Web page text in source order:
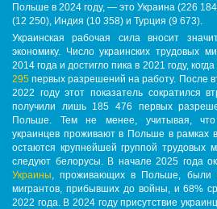
Польше в 2024 году, — это Украина (226
(12 250), Индия (10 358) и Турция (9 673).
Украинская рабочая сила вносит
экономику. Число украинских трудовых
2014 года и достигло пика в 2021 году,
295 первых разрешений на работу. После
2022 году этот показатель сократился
получили лишь 185 476 первых
Польше. Тем не менее, учитывая,
украинцев проживают в Польше в рамках
остаются крупнейшей группой трудовых
следуют белорусы. В начале 2025 года
Украины , проживающих в Польше, были
мигрантов, прибывших до войны, и 68%
2022 года. В 2024 году присутствие